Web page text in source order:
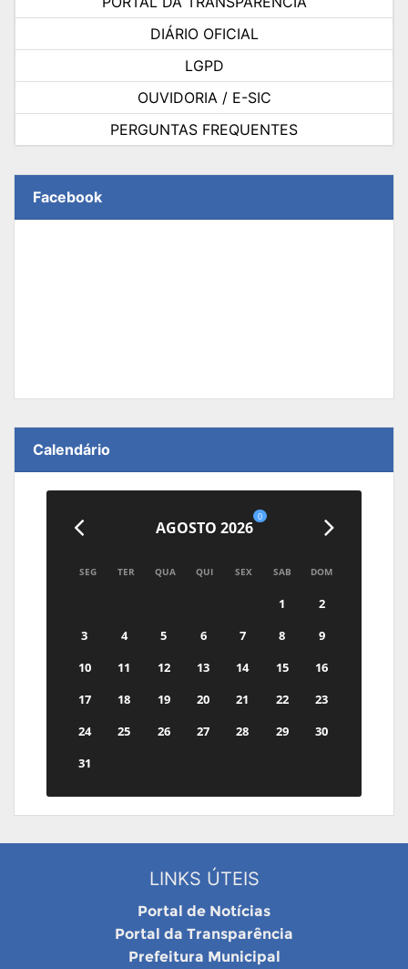
DIÁRIO OFICIAL
LGPD
OUVIDORIA / E-SIC
PERGUNTAS FREQUENTES
Facebook
Calendário
AGOSTO 2026
0
SEG TER QUA QUI SEX SAB DOM
1
2
3
4 5 6 7 8
9
10
11 12 13 14 15
16
17
18 19 20 21 22
23
24
25 26 27 28 29
30
31
LINKS ÚTEIS
Portal de Notícias
Portal da Transparência
Prefeitura Municipal